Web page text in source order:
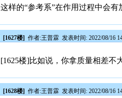
这样的“参考系”在作用过程中会有
[1627楼] 作者:王普霖 发表时间: 2022/08/16
[1625楼]比如说，你拿质量相差不
[1628楼] 作者:王普霖 发表时间: 2022/08/16